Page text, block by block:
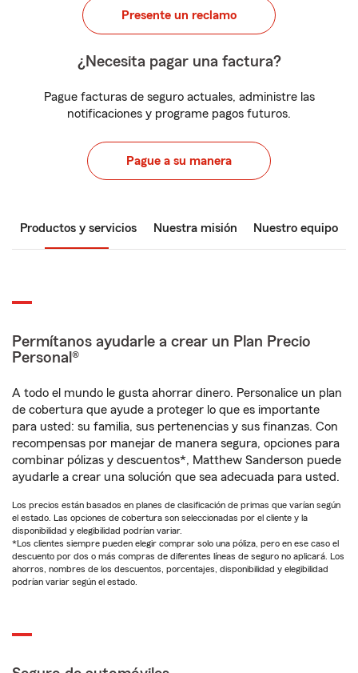
Presente un reclamo
¿Necesita pagar una factura?
Pague facturas de seguro actuales, administre las
notificaciones y programe pagos futuros.
Pague a su manera
Productos y servicios Nuestra misión Nuestro equipo
Permítanos ayudarle a crear un Plan Precio
Personal®
A todo el mundo le gusta ahorrar dinero. Personalice un plan
de cobertura que ayude a proteger lo que es importante
para usted: su familia, sus pertenencias y sus finanzas. Con
recompensas por manejar de manera segura, opciones para
combinar pólizas y descuentos*, Matthew Sanderson puede
ayudarle a crear una solución que sea adecuada para usted.
Los precios están basados en planes de clasificación de primas que varían según
el estado. Las opciones de cobertura son seleccionadas por el cliente y la
disponibilidad y elegibilidad podrían variar.
*Los clientes siempre pueden elegir comprar solo una póliza, pero en ese caso el
descuento por dos o más compras de diferentes líneas de seguro no aplicará. Los
ahorros, nombres de los descuentos, porcentajes, disponibilidad y elegibilidad
podrían variar según el estado.